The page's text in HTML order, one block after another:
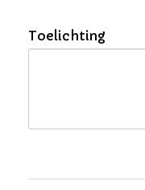
Toelichting